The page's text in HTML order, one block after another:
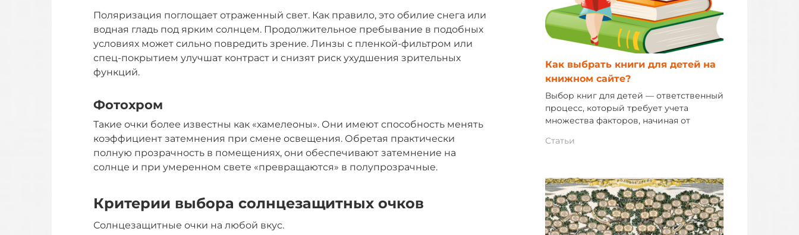
Поляризация поглощает отраженный свет. Как правило, это обилие снега или
водная гладь под ярким солнцем. Продолжительное пребывание в подобных
условиях может сильно повредить зрение. Линзы с пленкой-фильтром или
спец-покрытием улучшат контраст и снизят риск ухудшения зрительных
функций.
Фотохром
Такие очки более известны как «хамелеоны». Они имеют способность менять
коэффициент затемнения при смене освещения. Обретая практически
полную прозрачность в помещениях, они обеспечивают затемнение на
солнце и при умеренном свете «превращаются» в полупрозрачные.
Критерии выбора солнцезащитных очков
Солнцезащитные очки на любой вкус.
Как выбрать книги для детей на
книжном сайте?
Выбор книг для детей — ответственный
процесс, который требует учета
множества факторов, начиная от
Статьи